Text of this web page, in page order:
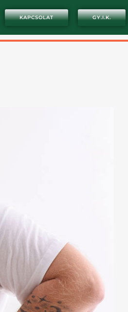
KAPCSOLAT GY.I.K.